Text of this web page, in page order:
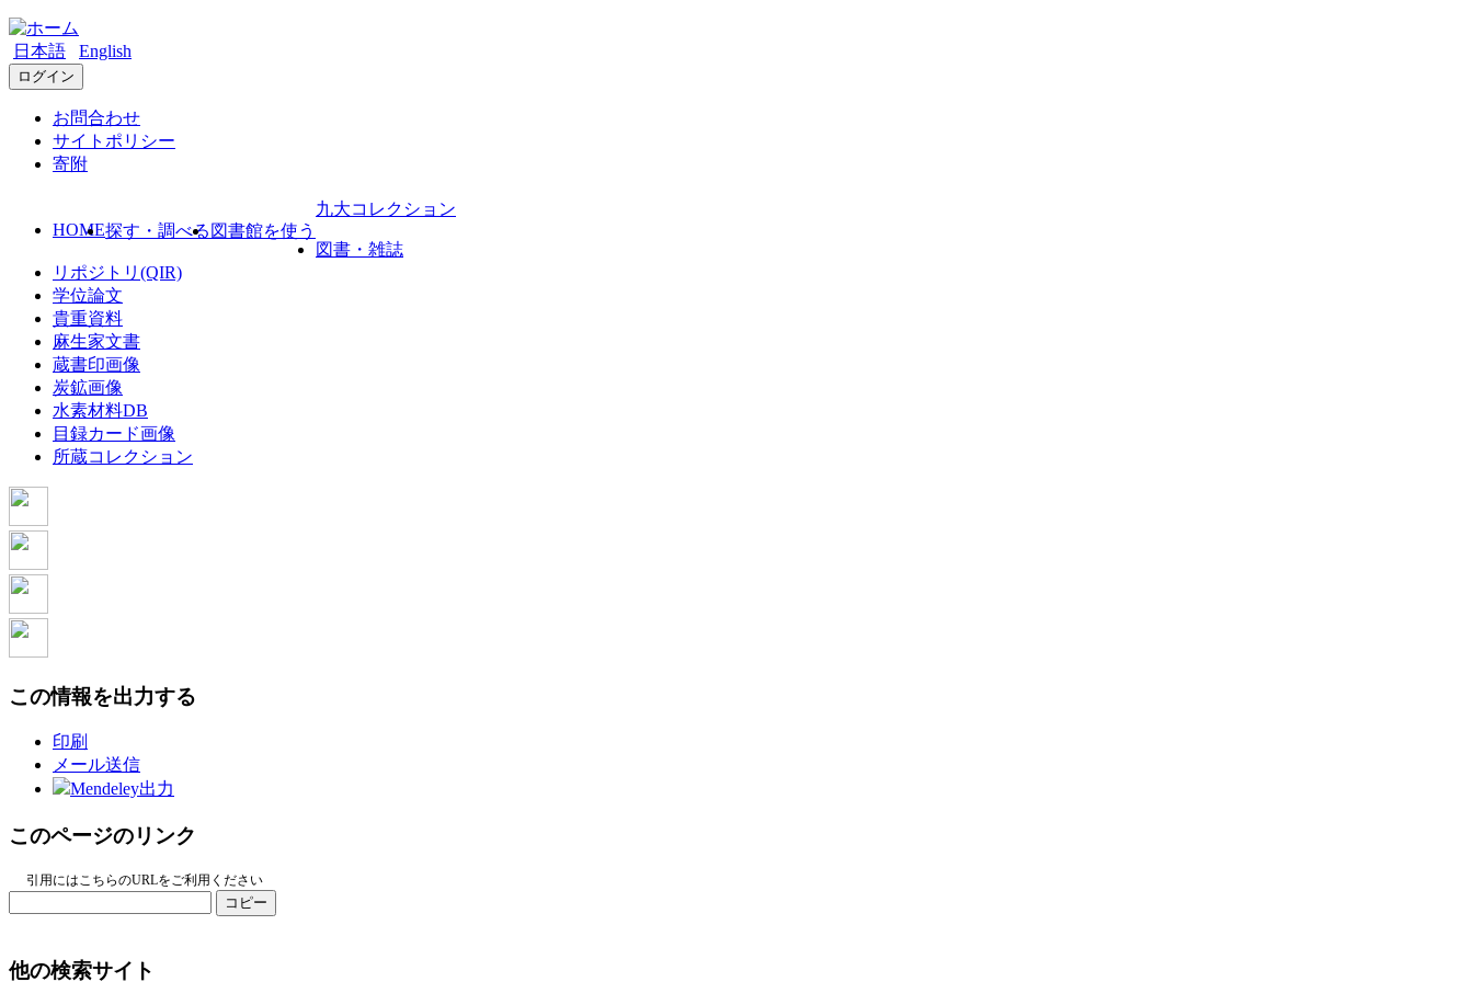
日本語 English
ログイン
お問合わせ
サイトポリシー
寄附
HOME探す・調べる 図書館を使う
九大コレクション
図書・雑誌
リポジトリ(QIR)
学位論文
貴重資料
麻生家文書
蔵書印画像
炭鉱画像
水素材料DB
目録カード画像
所蔵コレクション
この情報を出力する
印刷
メール送信
Mendeley出力
このページのリンク
引用にはこちらのURLをご利用ください
コピー
他の検索サイト